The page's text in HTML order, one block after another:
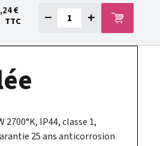
,24 €
TTC
− +
IP44, classe 1,
25 ans anticorrosion